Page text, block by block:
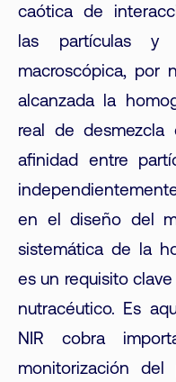
caótica de
las partículas y
macroscópica, por
alcanzada la
real de desmezcla
afinidad entre
en el diseño del
sistemática de la
es un requisito
nutracéutico. Es
NIR cobra
monitorización